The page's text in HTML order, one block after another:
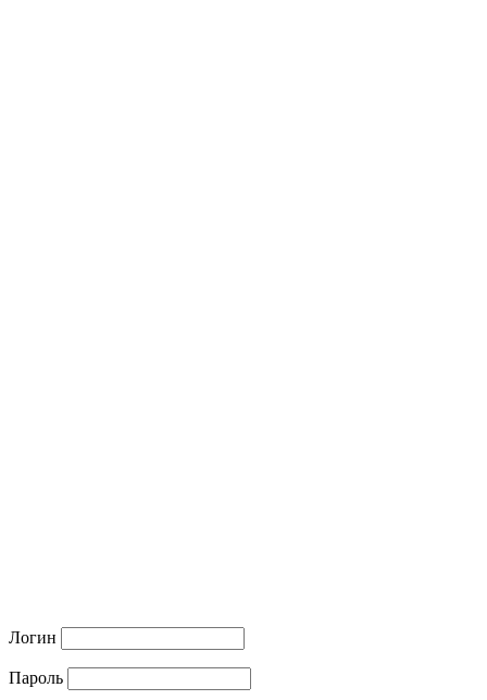
Логин
Пароль